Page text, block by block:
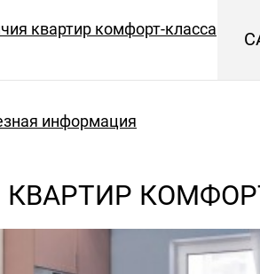
информация
комфорт-класса